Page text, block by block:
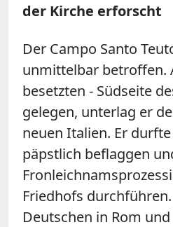
der Kirche erforscht
Der Campo Santo
unmittelbar betroffen.
besetzten - Südseite
gelegen, unterlag er
neuen Italien. Er
päpstlich beflaggen
Friedhofs
Deutschen in Rom